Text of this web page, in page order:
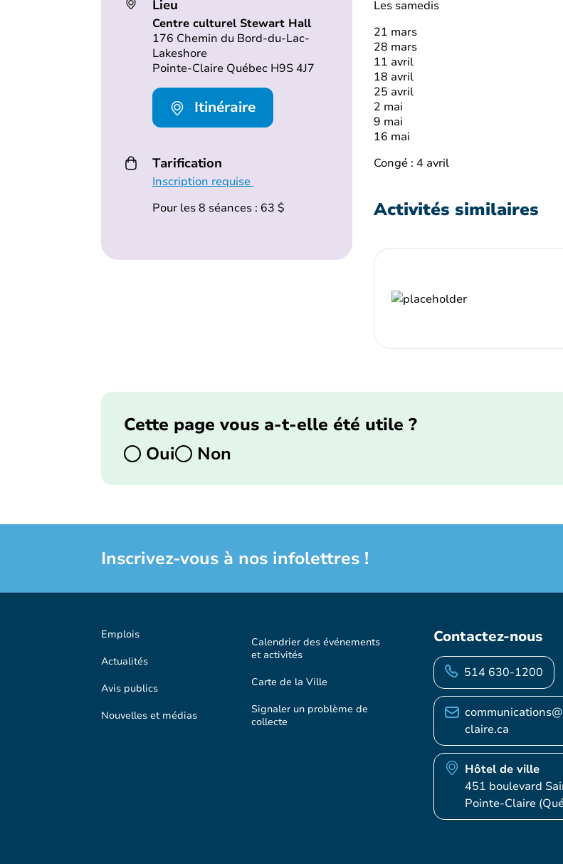
Lieu
Centre culturel Stewart Hall
176 Chemin du Bord-du-Lac-
Lakeshore
Pointe-Claire Québec H9S 4J7
Itinéraire
Tarification
Inscription requise
Pour les 8 séances : 63 $
Les samedis
21 mars
28 mars
11 avril
18 avril
25 avril
2 mai
9 mai
16 mai
Congé : 4 avril
Activités similaires
Cette page vous a-t-elle été utile ?
Oui
Non
Inscrivez-vous à nos infolettres !
Emplois
Actualités
Avis publics
Nouvelles et médias
Calendrier des événements
et activités
Carte de la Ville
Signaler un problème de
collecte
Contactez-nous
514 630-1200
claire.ca
Hôtel de ville
451 boulevard
Pointe-Claire